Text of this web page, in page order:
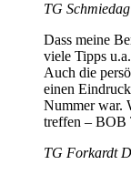
TG
Dass meine
viele Tipps
Auch die
einen
Nummer war.
treffen –
TG Forkardt